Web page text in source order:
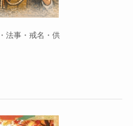
法事・戒名・供